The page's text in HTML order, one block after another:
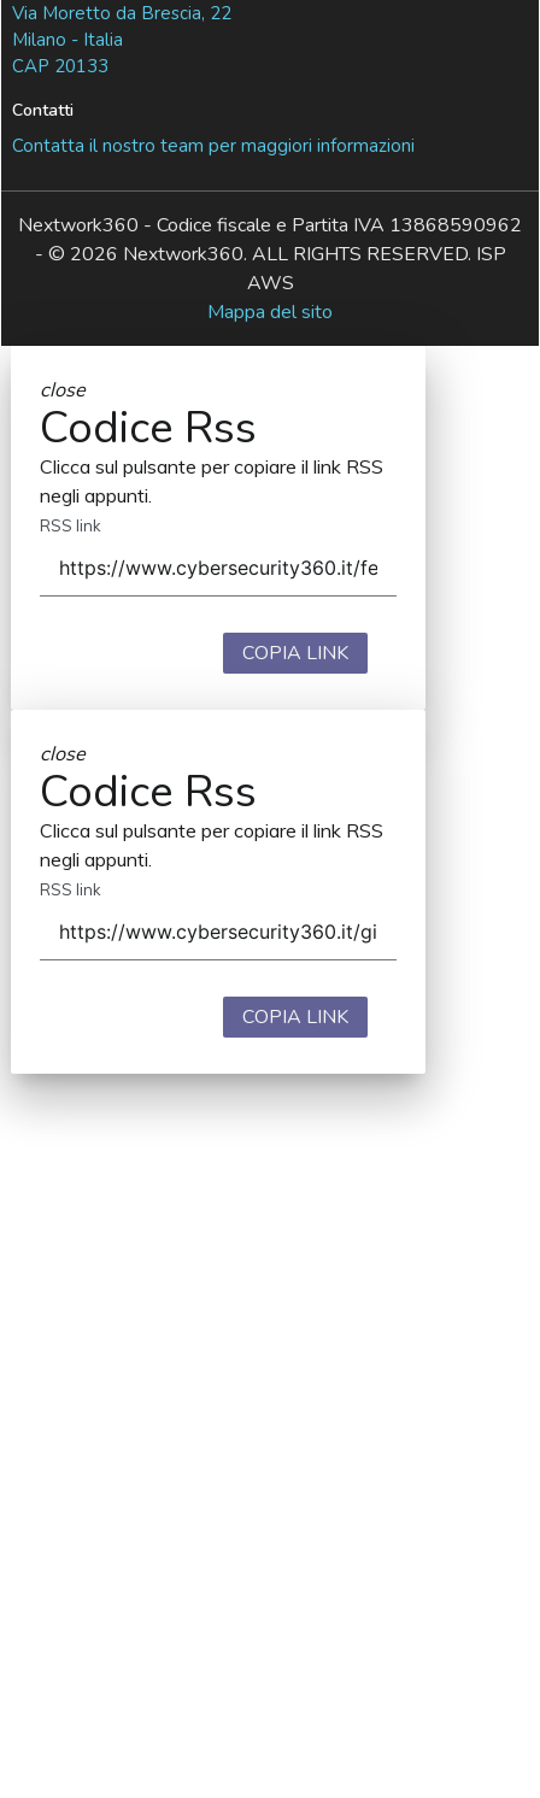
Via Moretto da Brescia, 22
Milano - Italia
CAP 20133
Contatti
Contatta il nostro team per maggiori informazioni
Nextwork360 - Codice fiscale e Partita IVA 13868590962
- © 2026 Nextwork360. ALL RIGHTS RESERVED. ISP
AWS
Mappa del sito
close
Codice Rss
Clicca sul pulsante per copiare il link RSS
negli appunti.
RSS link
COPIA LINK
close
Codice Rss
Clicca sul pulsante per copiare il link RSS
negli appunti.
RSS link
COPIA LINK